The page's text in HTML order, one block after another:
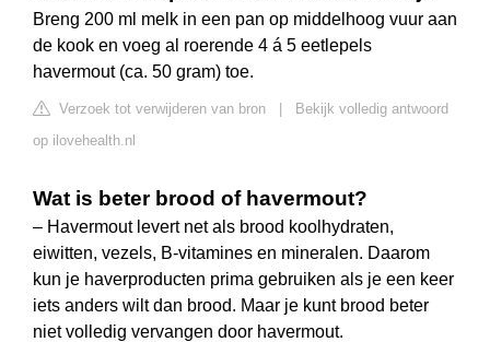
Breng 200 ml melk in een pan op middelhoog vuur aan
de kook en voeg al roerende 4 á 5 eetlepels
havermout (ca. 50 gram) toe.
Verzoek tot verwijderen van bron
Bekijk volledig antwoord
op ilovehealth.nl
Wat is beter brood of havermout?
– Havermout levert net als brood koolhydraten,
eiwitten, vezels, B-vitamines en mineralen. Daarom
kun je haverproducten prima gebruiken als je een keer
iets anders wilt dan brood. Maar je kunt brood beter
niet volledig vervangen door havermout.